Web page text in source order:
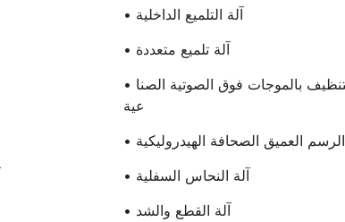
• آلة التلميع الداخلية
• آلة تلميع متعددة
• خط التنظيف بالموجات فوق الصوتية الصنا
عية
• الرسم العميق الصحافة الهيدروليكية
• آلة النحاس السفلية
• آلة القطع والشد